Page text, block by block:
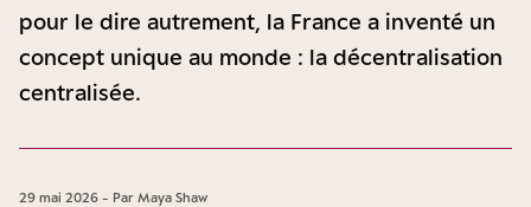
pour le dire autrement, la France a inventé un
concept unique au monde : la décentralisation
centralisée.
29 mai 2026 - Par Maya Shaw